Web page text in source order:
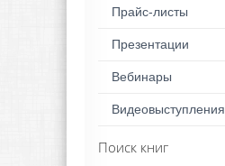
Прайс-листы
Презентации
Вебинары
Видеовыступления
Поиск книг